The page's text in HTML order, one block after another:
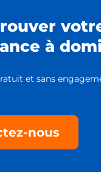
à
et sans
nous